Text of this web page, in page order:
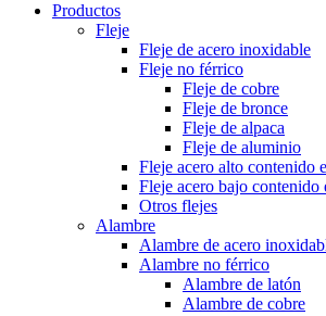
Productos
Fleje
Fleje de acero inoxidable
Fleje no férrico
Fleje de cobre
Fleje de bronce
Fleje de alpaca
Fleje de aluminio
Fleje acero alto contenido
Fleje acero bajo contenido
Otros flejes
Alambre
Alambre de acero
Alambre no férrico
Alambre de latón
Alambre de cobre